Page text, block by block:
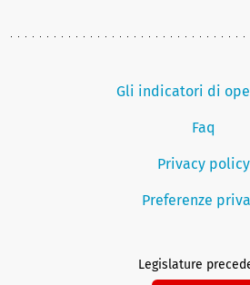
Gli indicatori di
Faq
Privacy policy
Preferenze
Legislature